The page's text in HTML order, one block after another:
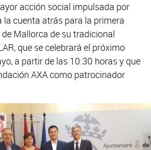
acción social impulsada por
la cuenta atrás para la primera
Mallorca de su tradicional
que se celebrará el próximo
a partir de las 10:30 horas y que
AXA como patrocinador